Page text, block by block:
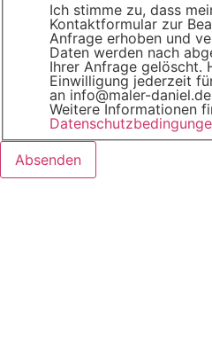
Ich stimme zu, dass
Kontaktformular zur
Anfrage erhoben und
Daten werden nach
Ihrer Anfrage gelöscht.
Einwilligung jederzeit
an info@maler-
Weitere Informationen
Absenden